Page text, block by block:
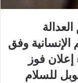
الإنسانية وفق
فوز
للسلام